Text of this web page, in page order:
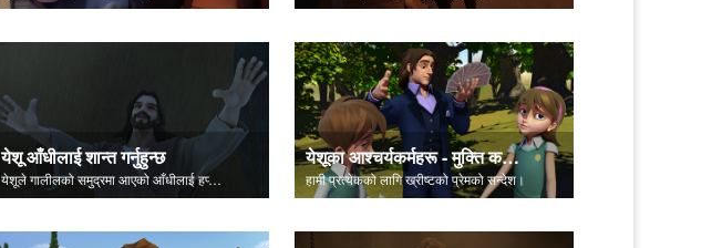
येशू आँधीलाई शान्त गर्नुहुन्छ
येशूले गालीलको समुद्रमा आएको आँधीलाई हप्काउनुहुन्छ।
येशूका आश्चर्यकर्महरू - मुक्ति कविता
हामी प्रत्येकको लागि ख्रीष्टको प्रेमको सन्देश।